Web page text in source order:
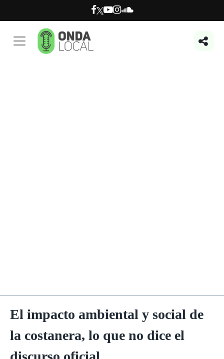
El impacto ambiental y social de
la costanera, lo que no dice el